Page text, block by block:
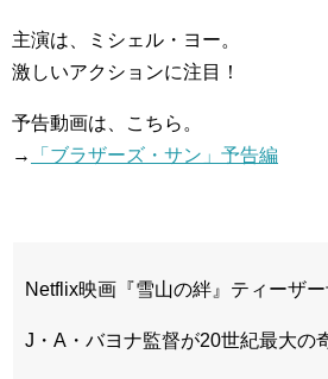
主演は、ミシェル・ヨー。
激しいアクションに注目！
予告動画は、こちら。
→
「ブラザーズ・サン」予告編
Netflix映画『雪山の絆』ティーザ
J・A・バヨナ監督が20世紀最大の